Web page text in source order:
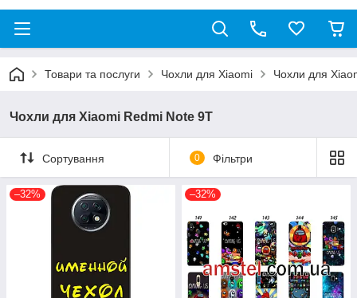
Товари та послуги Чохли для Xiaomi Чохли для
Чохли для Xiaomi Redmi Note 9T
Сортування 0 Фільтри
–32% –32%